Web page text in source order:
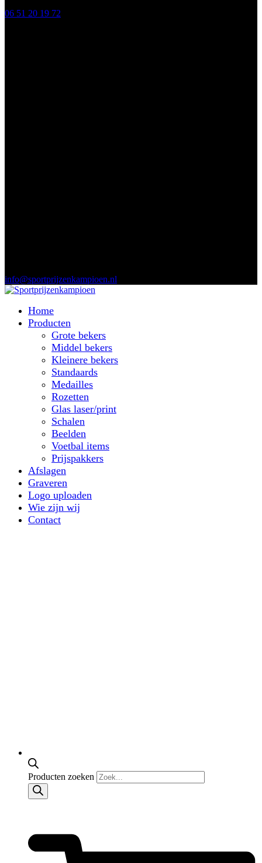
06 51 20 19 72
info@sportprijzenkampioen.nl
Home
Producten
Grote bekers
Middel bekers
Kleinere bekers
Standaards
Medailles
Rozetten
Glas laser/print
Schalen
Beelden
Voetbal items
Prijspakkers
Afslagen
Graveren
Logo uploaden
Wie zijn wij
Contact
Producten zoeken